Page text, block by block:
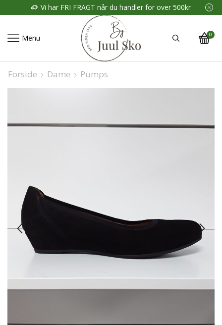
Vi har FRI FRAGT når du handler for over 500kr
Menu 0
Forside Dame Pumps